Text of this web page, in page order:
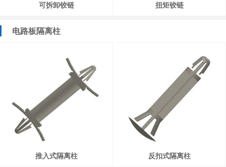
可拆卸铰链 扭矩铰链
电路板隔离柱
推入式隔离柱 反扣式隔离柱